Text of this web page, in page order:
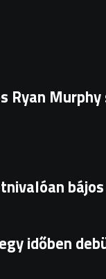
Ryan
időben